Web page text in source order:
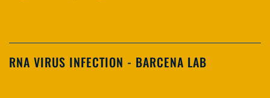
RNA VIRUS INFECTION - BARCENA LAB